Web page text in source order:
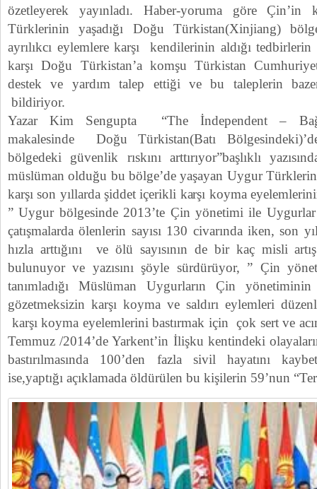
özetleyerek yayınladı. Haber-yoruma göre Çin’in
Türklerinin yaşadığı Doğu Türkistan(Xinjiang)
ayrılıkcı eylemlere karşı kendilerinin aldığı
karşı Doğu Türkistan’a komşu Türkistan
destek ve yardım talep ettiği ve bu taleplerin
bildiriyor.
Yazar Kim Sengupta “The İndependent –
makalesinde Doğu Türkistan(Batı
bölgedeki güvenlik rıskını arttırıyor”başlıklı
müslüman olduğu bu bölge’de yaşayan Uygur
karşı son yıllarda şiddet içerikli karşı koyma
” Uygur bölgesinde 2013’te Çin yönetimi ile Uygurlar
çatışmalarda ölenlerin sayısı 130 civarında iken, son
hızla arttığını ve ölü sayısının de bir kaç misli
bulunuyor ve yazısını şöyle sürdürüyor, ” Çin
tanımladığı Müslüman Uygurların Çin
gözetmeksizin karşı koyma ve saldırı eylemleri
karşı koyma eyelemlerini bastırmak için çok sert ve
Temmuz /2014’de Yarkent’in İlişku kentindeki
bastırılmasında 100’den fazla sivil hayatını
ise,yaptığı açıklamada öldürülen bu kişilerin 59’nun